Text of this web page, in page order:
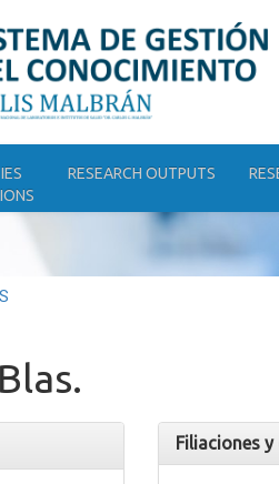
RESEARCH OUTPUTS
Filiaciones